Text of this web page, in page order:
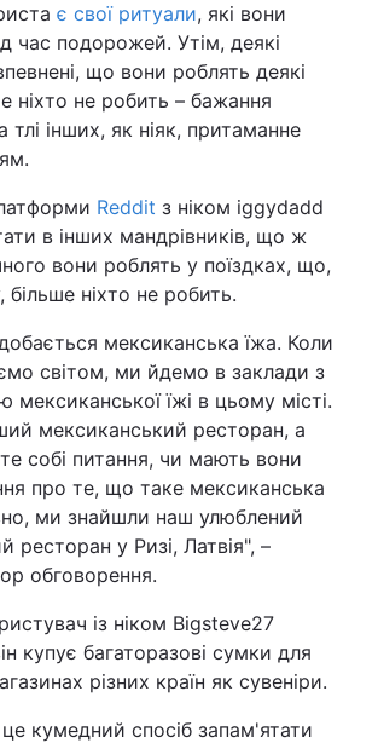
є свої ритуали, які вони
час подорожей. Утім, деякі
що вони роблять деякі
ніхто не робить – бажання
тлі інших, як ніяк, притаманне
Reddit з ніком iggydadd
в інших мандрівників, що ж
вони роблять у поїздках, що,
більше ніхто не робить.
мексиканська їжа. Коли
світом, ми йдемо в заклади з
мексиканської їжі в цьому місті.
мексиканський ресторан, а
собі питання, чи мають вони
про те, що таке мексиканська
ми знайшли наш улюблений
ресторан у Ризі, Латвія", –
обговорення.
із ніком Bigsteve27
купує багаторазові сумки для
різних країн як сувеніри.
кумедний спосіб запам'ятати